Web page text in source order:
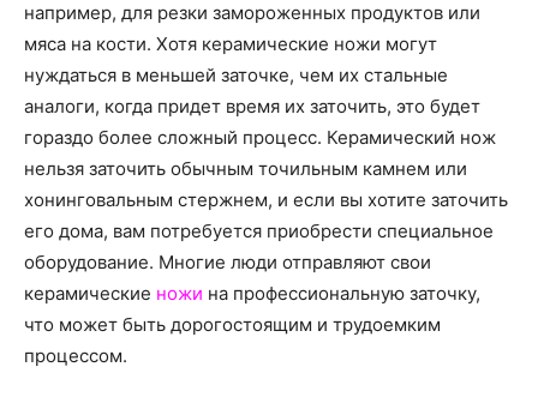
например, для резки замороженных продуктов или
мяса на кости. Хотя керамические ножи могут
нуждаться в меньшей заточке, чем их стальные
аналоги, когда придет время их заточить, это будет
гораздо более сложный процесс. Керамический нож
нельзя заточить обычным точильным камнем или
хонинговальным стержнем, и если вы хотите заточить
его дома, вам потребуется приобрести специальное
оборудование. Многие люди отправляют свои
керамические ножи на профессиональную заточку,
что может быть дорогостоящим и трудоемким
процессом.